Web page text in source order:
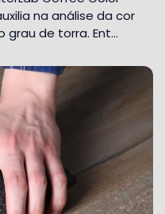
na análise da cor
de torra. Ent…